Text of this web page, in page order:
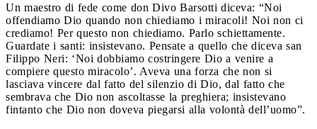
Un maestro di fede come don Divo Barsotti diceva: “Noi
offendiamo Dio quando non chiediamo i miracoli! Noi non ci
crediamo! Per questo non chiediamo. Parlo schiettamente.
Guardate i santi: insistevano. Pensate a quello che diceva san
Filippo Neri: ‘Noi dobbiamo costringere Dio a venire a
compiere questo miracolo’. Aveva una forza che non si
lasciava vincere dal fatto del silenzio di Dio, dal fatto che
sembrava che Dio non ascoltasse la preghiera; insistevano
fintanto che Dio non doveva piegarsi alla volontà dell’uomo”.